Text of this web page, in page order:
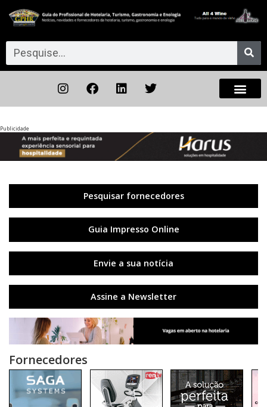
Publicidade
Pesquisar fornecedores
Guia Impresso Online
Envie a sua notícia
Assine a Newsletter
Fornecedores